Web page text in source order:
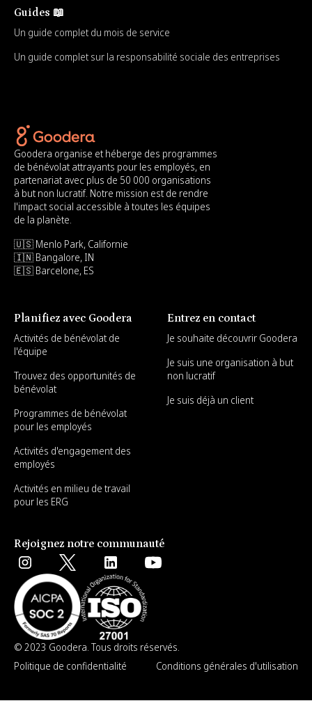
Guides 📖
Un guide complet du mois de service
Un guide complet sur la responsabilité sociale des entreprises
Goodera organise et héberge des programmes
de bénévolat attrayants pour les employés, en
partenariat avec plus de 50 000 organisations
à but non lucratif. Notre mission est de rendre
l'impact social accessible à toutes les équipes
de la planète.
🇺🇸 Menlo Park, Californie
🇮🇳 Bangalore, IN
🇪🇸 Barcelone, ES
Planifiez avec Goodera
Activités de bénévolat de
l'équipe
Trouvez des opportunités de
bénévolat
Programmes de bénévolat
pour les employés
Activités d'engagement des
employés
Activités en milieu de travail
pour les ERG
Entrez en contact
Je souhaite découvrir Goodera
Je suis une organisation à but
non lucratif
Je suis déjà un client
Rejoignez notre communauté
© 2023 Goodera. Tous droits réservés.
Politique de confidentialité
Conditions générales d'utilisation